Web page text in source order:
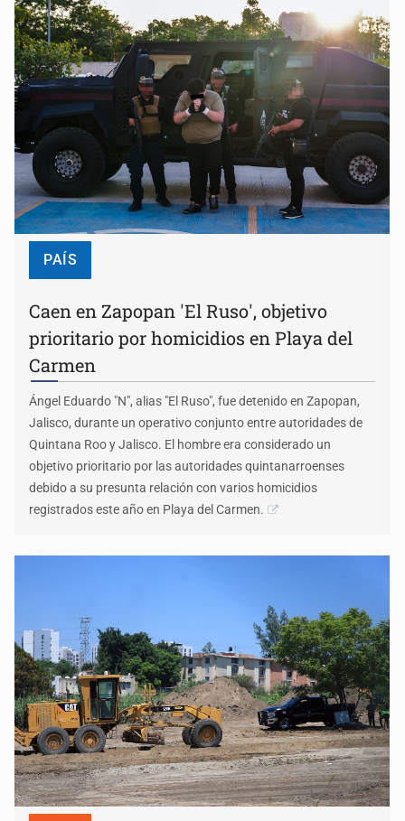
PAÍS
Caen en Zapopan 'El Ruso', objetivo
prioritario por homicidios en Playa del
Carmen
Ángel Eduardo "N", alias "El Ruso", fue detenido en Zapopan,
Jalisco, durante un operativo conjunto entre autoridades de
Quintana Roo y Jalisco. El hombre era considerado un
objetivo prioritario por las autoridades quintanarroenses
debido a su presunta relación con varios homicidios
registrados este año en Playa del Carmen.